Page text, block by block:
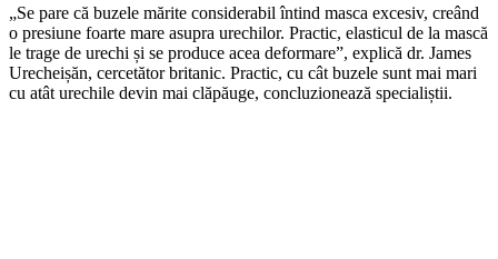
„Se pare că buzele mărite considerabil întind masca excesiv, creând
o presiune foarte mare asupra urechilor. Practic, elasticul de la mască
le trage de urechi și se produce acea deformare”, explică dr. James
Urecheișăn, cercetător britanic. Practic, cu cât buzele sunt mai mari
cu atât urechile devin mai clăpăuge, concluzionează specialiștii.